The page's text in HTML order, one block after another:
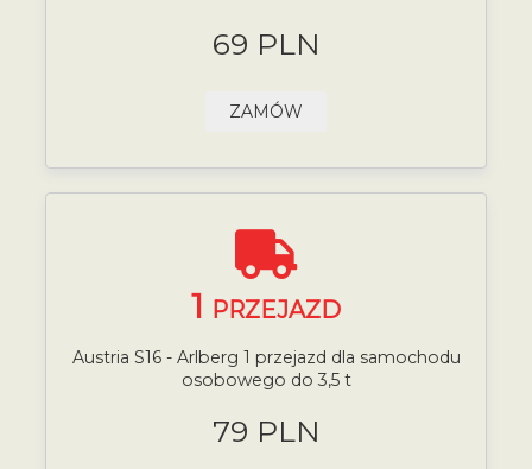
69 PLN
ZAMÓW
1 PRZEJAZD
Austria S16 - Arlberg 1 przejazd dla samochodu
osobowego do 3,5 t
79 PLN